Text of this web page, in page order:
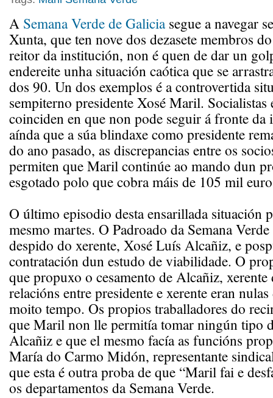
A Semana Verde de Galiciasegue a navegar
Xunta, que ten nove dos dezasete membros
reitor da institución, non é quen de dar un
endereite unha situación caótica que se
dos 90. Un dos exemplos é a controvertida
sempiterno presidente Xosé Maril. Socialistas
coinciden en que non pode seguir á fronte
aínda que a súa blindaxe como presidente
do ano pasado, as discrepancias entre os
permiten que Maril continúe ao mando dun
esgotado polo que cobra máis de 105 mil
O último episodio desta ensarillada situación
mesmo martes. O Padroado da Semana
despido do xerente, Xosé Luís Alcañiz, e
contratación dun estudo de viabilidade. O
que propuxo o cesamento de Alcañiz,
relacións entre presidente e xerente eran
moito tempo. Os propios traballadores do
que Maril non lle permitía tomar ningún tipo
Alcañiz e que el mesmo facía as funcións
María do Carmo Midón, representante
que esta é outra proba de que “Maril fai e
os departamentos da Semana Verde.